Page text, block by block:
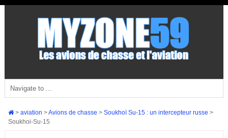
> aviation >Avions de chasse > Soukhoï Su-15 : un intercepteur russe >
Soukhoi-Su-15